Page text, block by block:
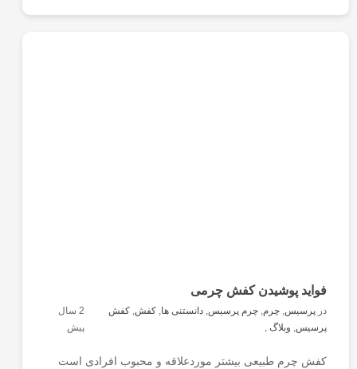
فواید پوشیدن کفش چرمی
درپرسیس,چرم,چرم پرسیس,دانستنی ها,کفش,کفش
پرسیس, وبلاگ ,
2 سال
پیش
کفش چرم طبیعی بیشتر موردعلاقه و محبوب افرادی است